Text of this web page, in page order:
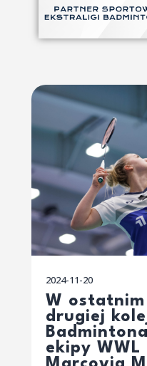
2024-11-20
W
drugiej
ekipy WWL